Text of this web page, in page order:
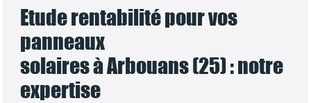
Etude rentabilité pour vos
panneaux
solaires à Arbouans (25) : notre
expertise